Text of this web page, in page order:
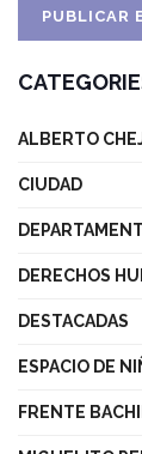
ALBERTO
CIUDAD
DERECHOS
DESTACADAS
ESPACIO DE
FRENTE